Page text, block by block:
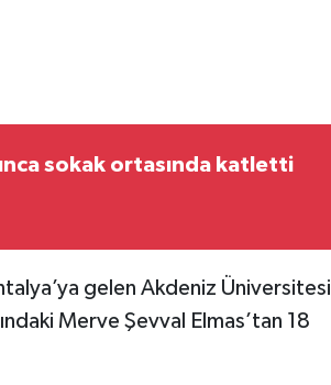
sokak ortasında katletti
gelen Akdeniz Üniversitesi
Merve Şevval Elmas’tan 18